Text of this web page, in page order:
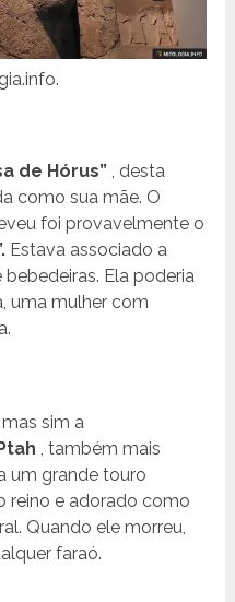
de Hórus” , desta
como sua mãe. O
foi provavelmente o
Estava associado a
Ela poderia
uma mulher com
sim a
, também mais
um grande touro
reino e adorado como
Quando ele morreu,
faraó.